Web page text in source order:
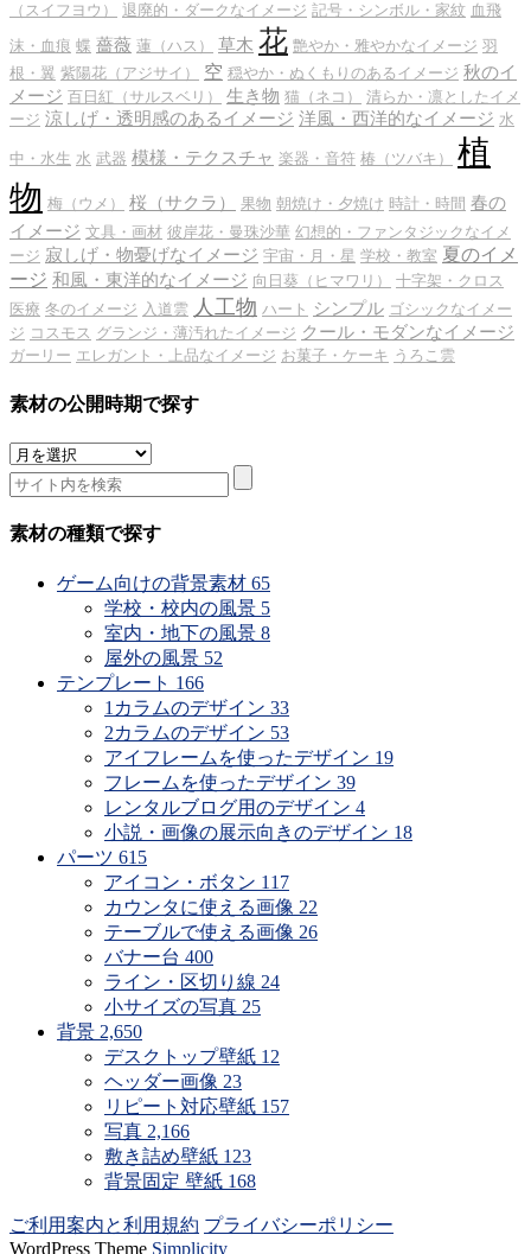
（スイフヨウ）
退廃的・ダークなイメージ 記号・シンボル・家紋 血飛
沫・血痕 蝶 薔薇 蓮（ハス） 草木 花 艶やか・雅やかなイメージ 羽
根・翼 紫陽花（アジサイ） 空 穏やか・ぬくもりのあるイメージ 秋のイ
メージ 百日紅（サルスベリ） 生き物 猫（ネコ）
清らか・凛としたイメ
ージ 涼しげ・透明感のあるイメージ 洋風・西洋的なイメージ 水
中・水生 水 武器 模様・テクスチャ 楽器・音符 椿（ツバキ）
植
物 梅（ウメ） 桜（サクラ） 果物 朝焼け・夕焼け 時計・時間 春の
イメージ 文具・画材 彼岸花・曼珠沙華 幻想的・ファンタジックなイメ
ージ 寂しげ・物憂げなイメージ 宇宙・月・星 学校・教室 夏のイメ
ージ 和風・東洋的なイメージ 向日葵（ヒマワリ）
十字架・クロス
医療 冬のイメージ 入道雲 人工物 ハート シンプル ゴシックなイメー
ジ コスモス グランジ・薄汚れたイメージ クール・モダンなイメージ
ガーリー エレガント・上品なイメージ お菓子・ケーキ うろこ雲
素材の公開時期で探す
素
材
の
公
素材の種類で探す
ゲーム向けの背景素材 65
学校・校内の風景 5
室内・地下の風景 8
屋外の風景 52
テンプレート 166
1カラムのデザイン 33
2カラムのデザイン 53
アイフレームを使ったデザイン 19
フレームを使ったデザイン 39
レンタルブログ用のデザイン 4
小説・画像の展示向きのデザイン 18
パーツ 615
アイコン・ボタン 117
カウンタに使える画像 22
テーブルで使える画像 26
バナー台 400
ライン・区切り線 24
小サイズの写真 25
背景 2,650
デスクトップ壁紙 12
ヘッダー画像 23
リピート対応壁紙 157
写真 2,166
敷き詰め壁紙 123
背景固定 壁紙 168
ご利用案内と利用規約 プライバシーポリシー
WordPress Theme Simplicity